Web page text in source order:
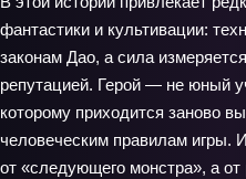
фантастики и культивации:
законам Дао, а сила
репутацией. Герой — не юный
которому приходится заново
человеческим правилам игры.
от «следующего монстра», а